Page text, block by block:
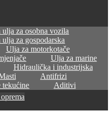
za osobna vozila
za gospodarska
Ulja za motorkotače
Ulja za marine
Hidraulička i industrijska
Antifrizi
tekućine
Aditivi